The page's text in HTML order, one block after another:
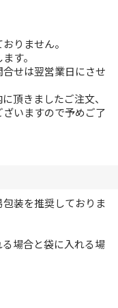
りません。
す。
せは翌営業日にさせ
頂きましたご注文、
いますので予めご了
装を推奨しておりま
場合と袋に入れる場